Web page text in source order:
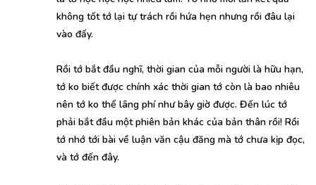
không tốt tớ lại tự trách rồi hứa hẹn nhưng rồi đâu lại
vào đấy.
Rồi tớ bắt đầu nghĩ, thời gian của mỗi người là hữu hạn,
tớ ko biết được chính xác thời gian tớ còn là bao nhiêu
nên tớ ko thể lãng phí như bây giờ được. Đến lúc tớ
phải bắt đầu một phiên bản khác của bản thân rồi! Rồi
tớ nhớ tới bài về luận văn cậu đăng mà tớ chưa kịp đọc,
và tớ đến đây.